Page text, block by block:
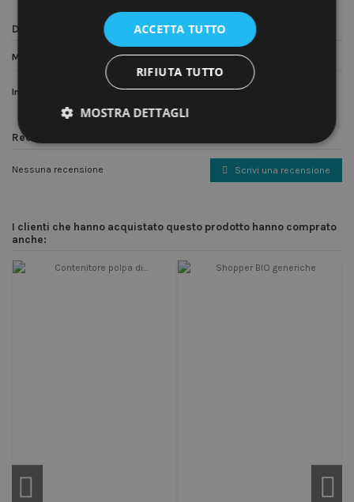
Dettagli del prodotto
Materiale Carta
In magazzino 96 Articoli
Recensioni (0)
Nessuna recensione Scrivi una recensione
I clienti che hanno acquistato questo prodotto hanno comprato
anche:
ACCETTA TUTTO
RIFIUTA TUTTO
MOSTRA DETTAGLI